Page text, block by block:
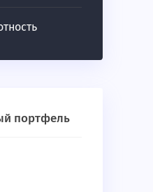
портфель